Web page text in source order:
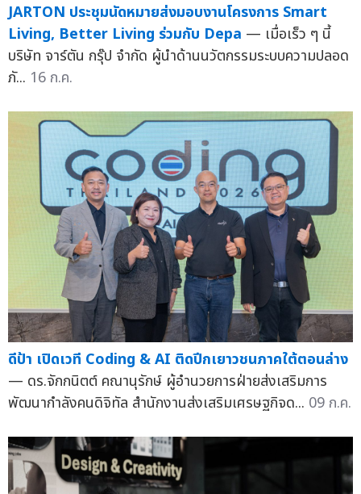
JARTON ประชุมนัดหมายส่งมอบงานโครงการ Smart
Living, Better Living ร่วมกับ Depa — เมื่อเร็ว ๆ นี้
บริษัท จาร์ตัน กรุ๊ป จำกัด ผู้นำด้านนวัตกรรมระบบความปลอด
ภั... 16 ก.ค.
ดีป้า เปิดเวที Coding & AI ติดปีกเยาวชนภาคใต้ตอนล่าง
— ดร.จักกนิตต์ คณานุรักษ์ ผู้อำนวยการฝ่ายส่งเสริมการ
พัฒนากำลังคนดิจิทัล สำนักงานส่งเสริมเศรษฐกิจด... 09 ก.ค.